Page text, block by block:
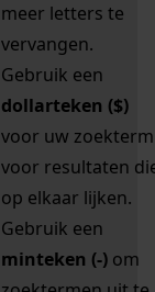
meer letters te
vervangen.
Gebruik een
dollarteken ($)
voor uw zoekterm
voor resultaten
op elkaar lijken.
Gebruik een
minteken (-) om